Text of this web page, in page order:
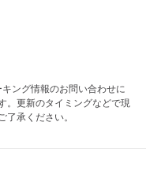
ング情報のお問い合わせに
。更新のタイミングなどで現
承ください。